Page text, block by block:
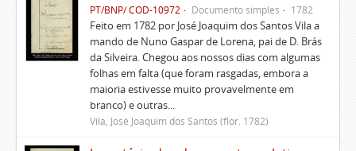
PT/BNP/ COD-10972 Documento simples 1782
Feito em 1782 por José Joaquim dos Santos Vila a
mando de Nuno Gaspar de Lorena, pai de D. Brás
da Silveira. Chegou aos nossos dias com algumas
folhas em falta (que foram rasgadas, embora a
maioria estivesse muito provavelmente em
branco) e outras...
Vila, José Joaquim dos Santos (flor. 1782)